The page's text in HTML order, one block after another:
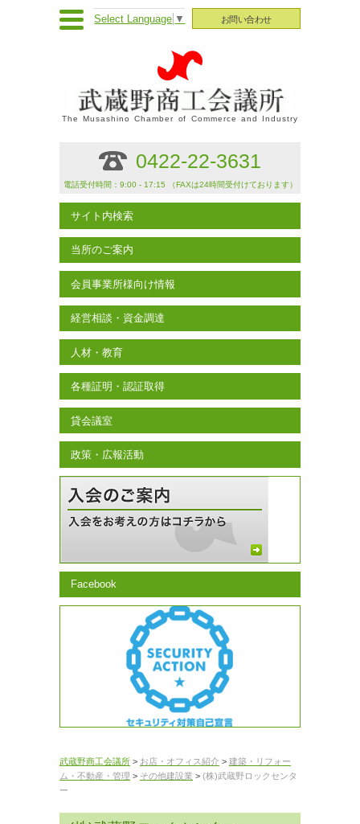
お問い合わせ
Select Language ▼
The Musashino Chamber of Commerce and Industry
0422-22-3631
電話受付時間：9:00 - 17:15 （FAXは24時間受付けております）
サイト内検索
当所のご案内
会員事業所様向け情報
経営相談・資金調達
人材・教育
各種証明・認証取得
貸会議室
政策・広報活動
Facebook
武蔵野商工会議所 > お店・オフィス紹介 > 建築・リフォー
ム・不動産・管理 > その他建設業 > (株)武蔵野ロックセンタ
ー